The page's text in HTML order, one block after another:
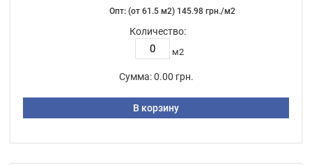
Опт: (от 61.5 м2) 145.98 грн./м2
Количество:
м2
Сумма: 0.00 грн.
В корзину